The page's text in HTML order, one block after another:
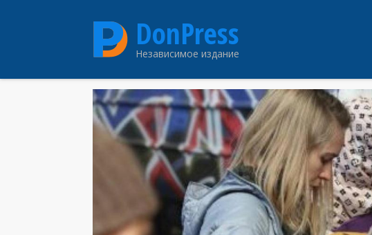
DonPress
Независимое издание